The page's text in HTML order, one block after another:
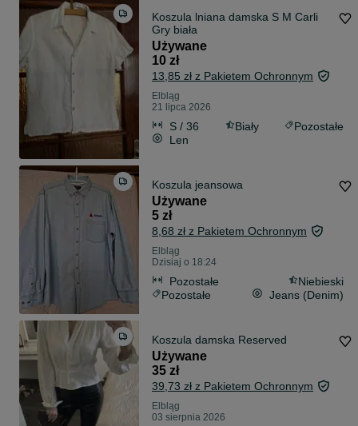
Koszula lniana damska S M Carli
Gry biała
Używane
10 zł
13,85 zł z Pakietem Ochronnym
Elbląg
21 lipca 2026
S / 36 Biały
Pozostałe
Len
Koszula jeansowa
Używane
5 zł
8,68 zł z Pakietem Ochronnym
Elbląg
Dzisiaj o 18:24
Pozostałe
Niebieski
Pozostałe
Jeans (Denim)
Koszula damska Reserved
Używane
35 zł
39,73 zł z Pakietem Ochronnym
Elbląg
03 sierpnia 2026